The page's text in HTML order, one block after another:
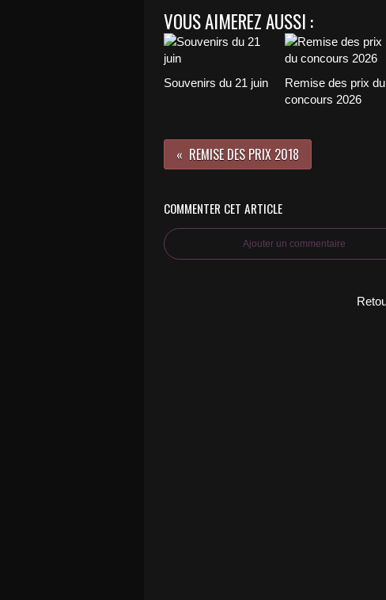
VOUS AIMEREZ AUSSI :
Souvenirs du 21 juin
Remise des prix du
concours 2026
REMISE DES PRIX 2018
COMMENTER CET ARTICLE
Ajouter un commentaire